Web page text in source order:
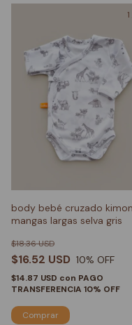
1
body bebé cruzado
mangas largas selva gris
$16.52 USD
$18.36 USD
10% OFF
$14.87 USD con PAGO
TRANSFERENCIA 10% OFF
Comprar